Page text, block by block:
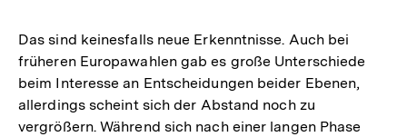
Das sind keinesfalls neue Erkenntnisse. Auch bei
früheren Europawahlen gab es große Unterschiede
beim Interesse an Entscheidungen beider Ebenen,
allerdings scheint sich der Abstand noch zu
vergrößern. Während sich nach einer langen Phase